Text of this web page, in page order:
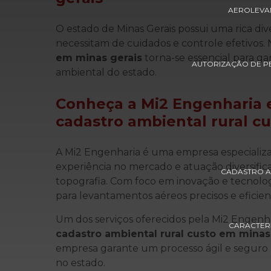
AUTORIZAÇÃO DE
CADASTRO
O estado de Minas Gerais possui uma rica
necessitam de cuidados e controle efetivos.
em minas gerais torna-se essencial para
ambiental do estado.
Conheça a Mi2 Engenharia
cadastro ambiental rural
A Mi2 Engenharia é uma empresa
experiência no mercado e atuação
topografia. Com foco em inovação e
para levantamentos aéreos precisos e
Um dos serviços oferecidos pela Mi2
cadastro ambiental rural custo em
empresa garante um processo ágil e
no estado.